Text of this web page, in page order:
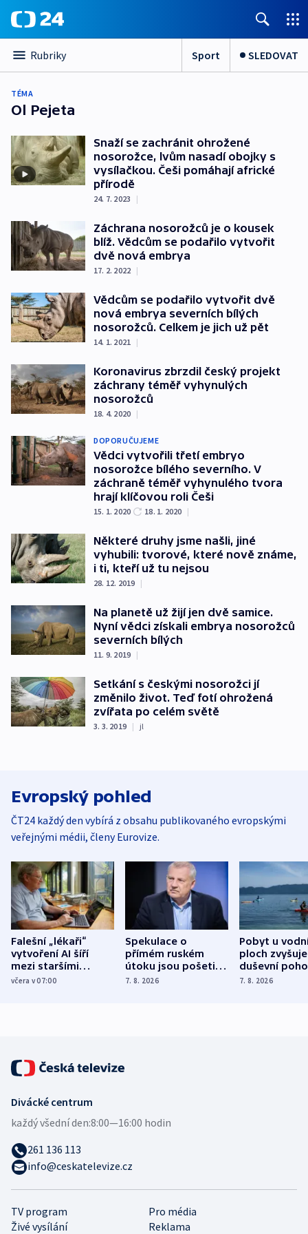
Rubriky Sport SLEDOVAT
TÉMA
Ol Pejeta
Snaží se zachránit ohrožené
nosorožce, lvům nasadí obojky s
vysílačkou. Češi pomáhají africké
přírodě
24. 7. 2023 |
Záchrana nosorožců je o kousek
blíž. Vědcům se podařilo vytvořit
dvě nová embrya
17. 2. 2022 |
Vědcům se podařilo vytvořit dvě
nová embrya severních bílých
nosorožců. Celkem je jich už pět
14. 1. 2021 |
Koronavirus zbrzdil český projekt
záchrany téměř vyhynulých
nosorožců
18. 4. 2020 |
DOPORUČUJEME
Vědci vytvořili třetí embryo
nosorožce bílého severního. V
záchraně téměř vyhynulého tvora
hrají klíčovou roli Češi
15. 1. 2020 18. 1. 2020 |
Některé druhy jsme našli, jiné
vyhubili: tvorové, které nově známe,
i ti, kteří už tu nejsou
28. 12. 2019 |
Na planetě už žijí jen dvě samice.
Nyní vědci získali embrya nosorožců
severních bílých
11. 9. 2019 |
Setkání s českými nosorožci jí
změnilo život. Teď fotí ohrožená
zvířata po celém světě
3. 3. 2019 | jl
Evropský pohled
ČT24 každý den vybírá z obsahu publikovaného evropskými
veřejnými médii, členy Eurovize.
Falešní „lékaři“
vytvoření AI šíří
mezi staršími
Poláky nebezpečné
včera v 07:00
Spekulace o
přímém ruském
útoku jsou pošetilé,
míní estonský
7. 8. 2026
Pobyt u
ploch zvyšuje
duševní
ukázala
7. 8. 2026
TV program
Pro média
Živé vysílání
Reklama
Divácké centrum
každý všední den:8:00—16:00 hodin
261 136 113
info@ceskatelevize.cz